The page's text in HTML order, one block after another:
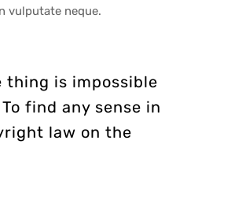
vulputate neque.
thing is impossible
find any sense in
law on the